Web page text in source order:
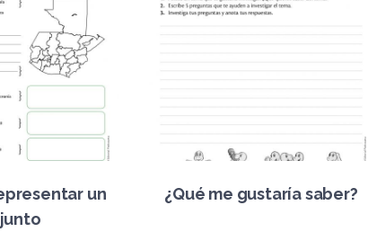
un
¿Qué me gustaría saber?